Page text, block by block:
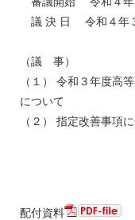
議 決 日 令和４年３
（議 事）
（１） 令和３年度高
について
（２） 指定改善事項
配付資料